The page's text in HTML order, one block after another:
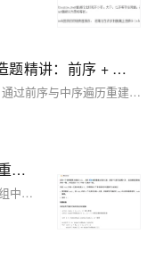
【LeetCode 热题100】【二叉树构造题精讲：前序 + 中序建树 & 有序数组构造 BST】（详细解析）（Go语言版）
本文详细解析了二叉树构造的两类经典问题：通过前序与中序遍历重建二叉树（LeetCode 105），以及将有序数组转化为平衡二叉搜索树（BST，LeetCode 108）。文章从核心思路、递归解法到实现细节逐一拆解，强调通过索引控制子树范围以优化性能，并对比两题的不同构造逻辑。最后总结通用构造套路，提供进阶思考方向，帮助彻底掌握二叉树构造类题目。
LeetCode第26题删除有序数组中的重复项
这篇文章介绍了LeetCode第26题"删除有序数组中的重复项"的解题方法，通过使用双指针技巧，高效地去除数组中的相邻重复元素。